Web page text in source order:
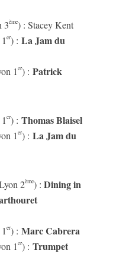
3ème) : Stacey Kent
er) : La Jam du
1 er) : Patrick
er) : Thomas Blaisel
1 er) : La Jam du
2ème) : Dining in
er) : Marc Cabrera
1 er) : Trumpet